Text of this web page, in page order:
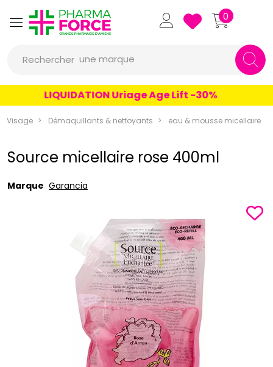
Pharmaforce Grande Pharmacie
0
Rechercher
un produit
une marque
LIQUIDATION Uriage Age Lift -30%
Visage Démaquillants & nettoyants eau & mousse micellaire
Source micellaire rose 400ml
Marque Garancia